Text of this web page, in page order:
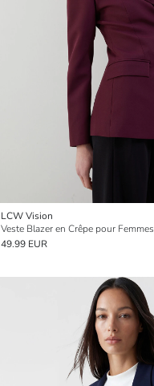
LCW Vision
Veste Blazer en Crêpe pour Femmes
49.99 EUR